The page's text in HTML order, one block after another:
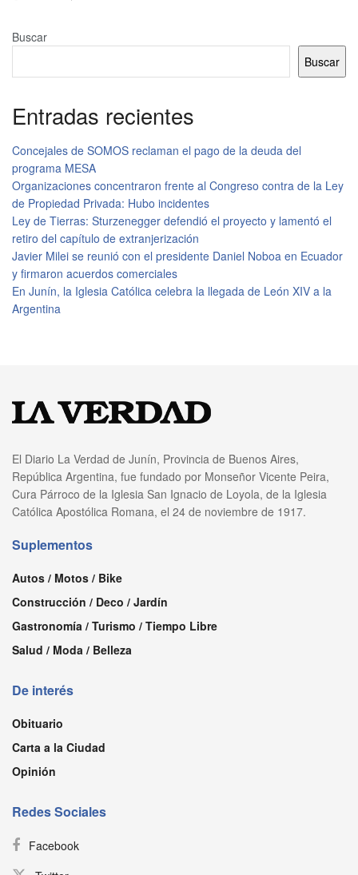
Buscar
Buscar
Entradas recientes
Concejales de SOMOS reclaman el pago de la deuda del
programa MESA
Organizaciones concentraron frente al Congreso contra de la Ley
de Propiedad Privada: Hubo incidentes
Ley de Tierras: Sturzenegger defendió el proyecto y lamentó el
retiro del capítulo de extranjerización
Javier Milei se reunió con el presidente Daniel Noboa en Ecuador
y firmaron acuerdos comerciales
En Junín, la Iglesia Católica celebra la llegada de León XIV a la
Argentina
El Diario La Verdad de Junín, Provincia de Buenos Aires,
República Argentina, fue fundado por Monseñor Vicente Peira,
Cura Párroco de la Iglesia San Ignacio de Loyola, de la Iglesia
Católica Apostólica Romana, el 24 de noviembre de 1917.
Suplementos
Autos / Motos / Bike
Construcción / Deco / Jardín
Gastronomía / Turismo / Tiempo Libre
Salud / Moda / Belleza
De interés
Obituario
Carta a la Ciudad
Opinión
Redes Sociales
Facebook